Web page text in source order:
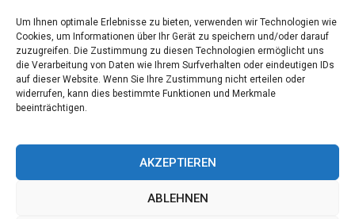
Um Ihnen optimale Erlebnisse zu bieten, verwenden wir Technologien wie
Cookies, um Informationen über Ihr Gerät zu speichern und/oder darauf
zuzugreifen. Die Zustimmung zu diesen Technologien ermöglicht uns
die Verarbeitung von Daten wie Ihrem Surfverhalten oder eindeutigen IDs
auf dieser Website. Wenn Sie Ihre Zustimmung nicht erteilen oder
widerrufen, kann dies bestimmte Funktionen und Merkmale
beeinträchtigen.
AKZEPTIEREN
ABLEHNEN
Gönnen Sie sich bedruckte Fliesen mit einem eigenen Bild